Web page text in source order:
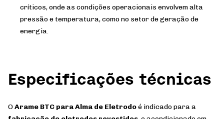
críticos, onde as condições operacionais envolvem alta
pressão e temperatura, como no setor de geração de
energia.
Especificações técnicas
OArame BTC para Alma de Eletrodoé indicado para a